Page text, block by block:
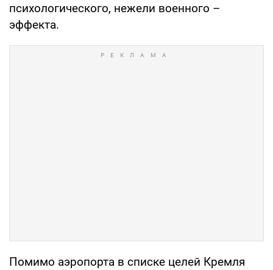
психологического, нежели военного –
эффекта.
Помимо аэропорта в списке целей Кремля